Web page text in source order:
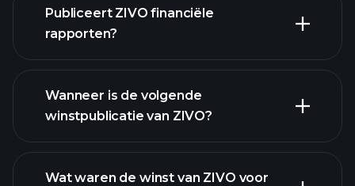
onze lijst van aandelen
Publiceert ZIVO financiële
rapporten?
ZIVO financiële gegevens
Wanneer is de volgende
winstpublicatie van ZIVO?
Wat waren de winst van ZIVO voor